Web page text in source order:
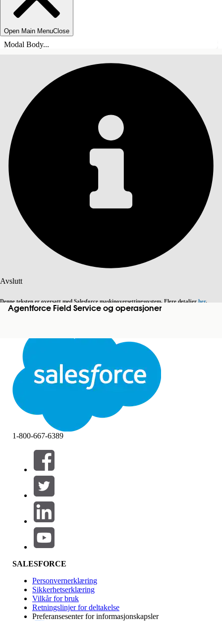
Open Main MenuClose
Modal Body...
Avslutt
Denne teksten er oversatt med Salesforce maskinoversettingssystem. Flere detaljer her.
Bytt til engelsk Ikke nå
Avslutt Avslutt
Agentforce Field Service og operasjoner
Vis innholdsfortegnelse
Filtre (0)
VELG FILTRE
Produktområde
Funksjonsinnvirkning
1-800-667-6389
SALESFORCE
Personvernerklæring
Sikkerhetserklæring
Vilkår for bruk
Retningslinjer for deltakelse
Preferansesenter for informasjonskapsler